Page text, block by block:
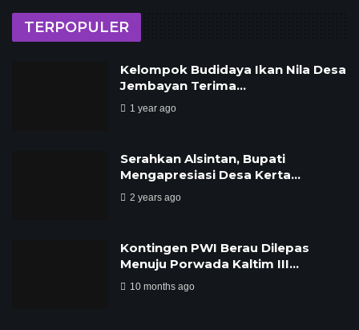
TERPOPULER
Kelompok Budidaya Ikan Nila Desa
Jembayan Terima…
1 year ago
Serahkan Alsintan, Bupati
Mengapresiasi Desa Kerta…
2 years ago
Kontingen PWI Berau Dilepas
Menuju Porwada Kaltim III…
10 months ago